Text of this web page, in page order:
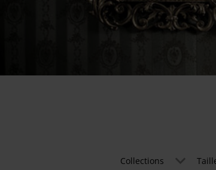
Collections